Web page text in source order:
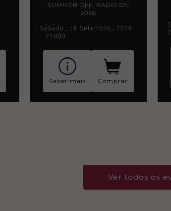
SUMMER OFF, RADIO ON
2026
Sábado, 19 Setembro, 2026
22H00
Saber mais Comprar
Ver todos os